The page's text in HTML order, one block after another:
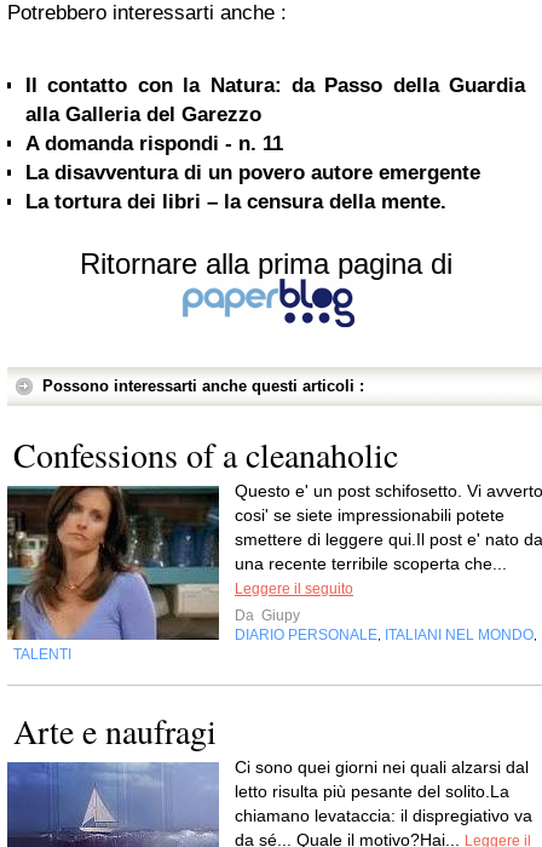
Potrebbero interessarti anche :
Il contatto con la Natura: da Passo della Guardia
alla Galleria del Garezzo
A domanda rispondi - n. 11
La disavventura di un povero autore emergente
La tortura dei libri – la censura della mente.
Ritornare alla prima pagina di
Possono interessarti anche questi articoli :
Confessions of a cleanaholic
Questo e' un post schifosetto. Vi avverto
cosi' se siete impressionabili potete
smettere di leggere qui.Il post e' nato da
una recente terribile scoperta che...
Leggere il seguito
Da Giupy
DIARIO PERSONALE
ITALIANI NEL MONDO
TALENTI
Arte e naufragi
Ci sono quei giorni nei quali alzarsi dal
letto risulta più pesante del solito.La
chiamano levataccia: il dispregiativo va
da sé... Quale il motivo?Hai...
Leggere il